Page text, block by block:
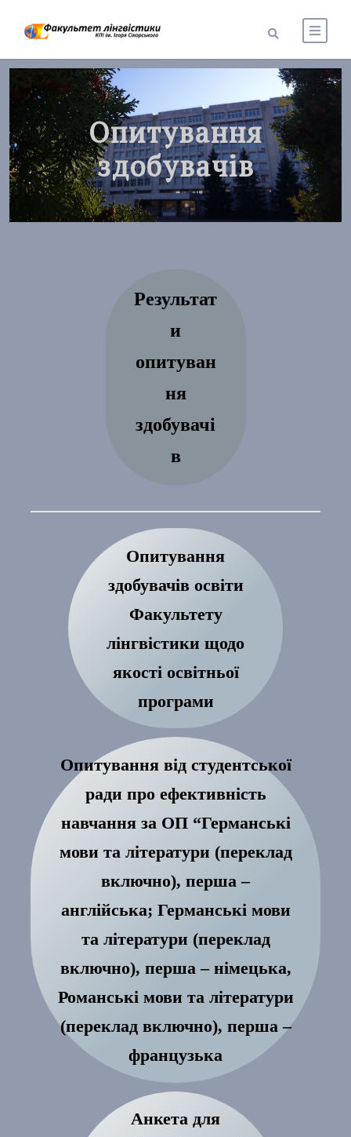
Опитування
здобувачів
Результат
и
опитуван
ня
здобувачі
в
Опитування
здобувачів освіти
Факультету
лінгвістики щодо
якості освітньої
програми
Опитування від студентської
ради про ефективність
навчання за ОП “Германські
мови та літератури (переклад
включно), перша –
англійська; Германські мови
та літератури (переклад
включно), перша – німецька,
Романські мови та літератури
(переклад включно), перша –
французька
Анкета для